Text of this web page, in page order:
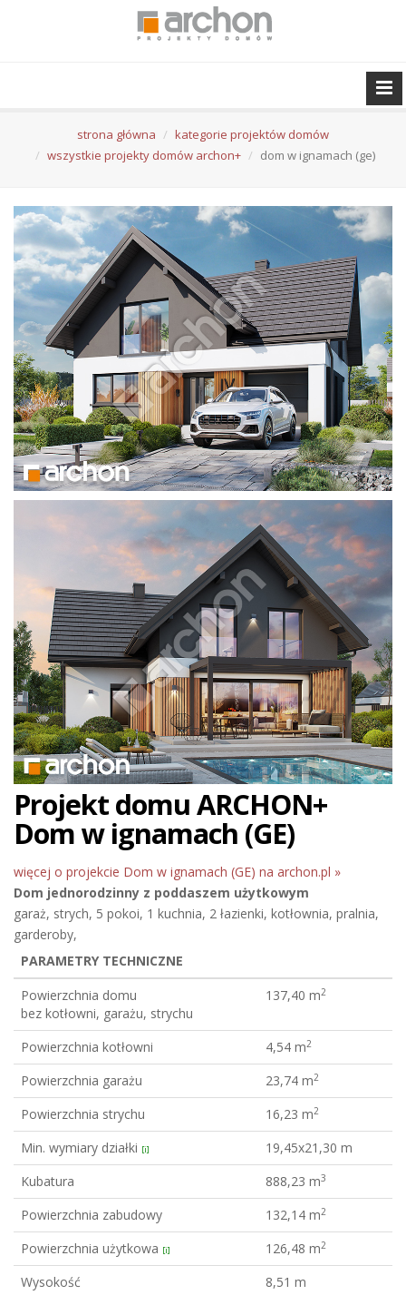
strona główna
kategorie projektów domów
wszystkie projekty domów archon+
dom w ignamach (ge)
Projekt domu ARCHON+
Dom w ignamach (GE)
więcej o projekcie Dom w ignamach (GE) na archon.pl »
Dom jednorodzinny z poddaszem użytkowym
garaż, strych, 5 pokoi, 1 kuchnia, 2 łazienki, kotłownia, pralnia,
garderoby,
PARAMETRY TECHNICZNE
Powierzchnia domu
bez kotłowni, garażu, strychu
137,40 m2
Powierzchnia kotłowni 4,54 m2
Powierzchnia garażu 23,74 m2
Powierzchnia strychu 16,23 m2
Min. wymiary działki [i]
19,45x21,30 m
Kubatura
888,23 m3
Powierzchnia zabudowy 132,14 m2
Powierzchnia użytkowa [i] 126,48 m2
Wysokość 8,51 m